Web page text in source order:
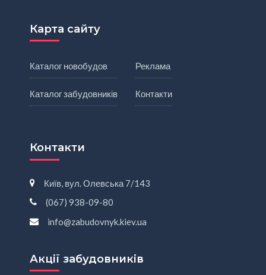
Карта сайту
Каталог новобудов
Каталог забудовників
Реклама
Контакти
Контакти
Київ, вул. Олевська 7/143
(067) 938-09-80
info@zabudovnyk.kiev.ua
Акції забудовників